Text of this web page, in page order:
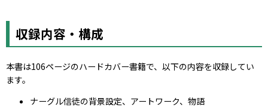
収録内容・構成
本書は106ページのハードカバー書籍で、以下の内容を収録してい
ます。
ナーグル信徒の背景設定、アートワーク、物語